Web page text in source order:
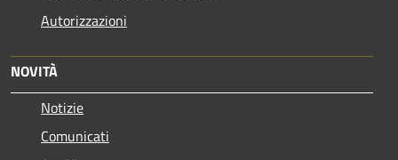
Autorizzazioni
NOVITÀ
Notizie
Comunicati